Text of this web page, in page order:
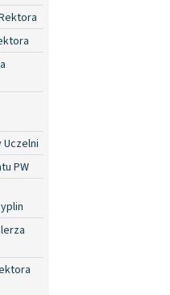
Uczelni
PW